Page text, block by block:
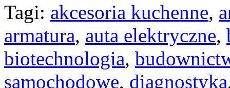
Tagi: akcesoria kuchenne,
armatura, auta elektryczne,
biotechnologia,
samochodowe, diagnostyka